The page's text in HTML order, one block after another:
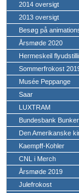
2014 oversigt
2013 oversigt
Besøg på
Årsmøde 2020
Hermeskeil
Sommerfrokost
Musée Peppange
Saar
LUXTRAM
Bundesbank Bunker
Den Amerikanske
Kaempff-Kohler
CNL i Merch
Årsmøde 2019
Julefrokost